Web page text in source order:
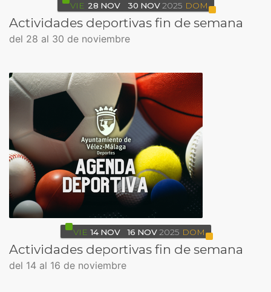
VIE 28 NOV 30 NOV 2025 DOM
Actividades deportivas fin de semana
del 28 al 30 de noviembre
VIE 14 NOV 16 NOV 2025 DOM
Actividades deportivas fin de semana
del 14 al 16 de noviembre